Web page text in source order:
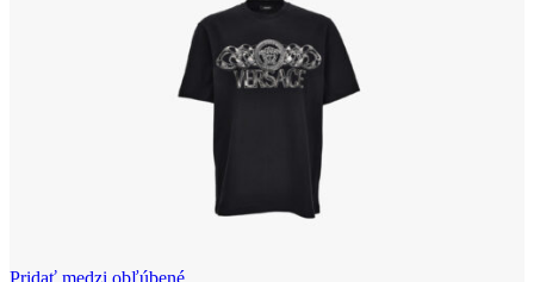
Pridať medzi obľúbené